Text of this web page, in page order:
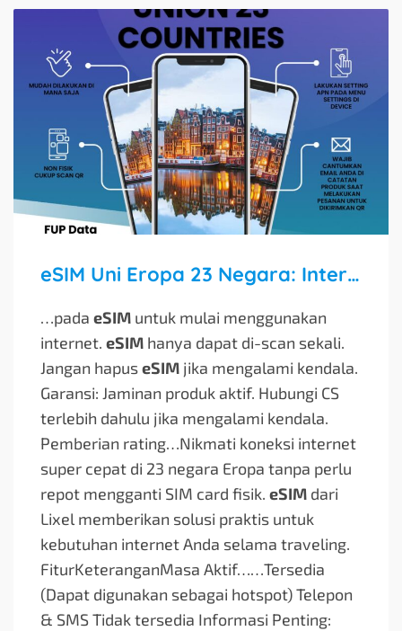
eSIM Uni Eropa 23 Negara: Internet Unlimited dengan Jaringan 4G/5G
…pada eSIM untuk mulai menggunakan
internet. eSIM hanya dapat di-scan sekali.
Jangan hapuseSIM jika mengalami kendala.
Garansi: Jaminan produk aktif. Hubungi CS
terlebih dahulu jika mengalami kendala.
Pemberian rating…Nikmati koneksi internet
super cepat di 23 negara Eropa tanpa perlu
repot mengganti SIM card fisik. eSIM dari
Lixel memberikan solusi praktis untuk
kebutuhan internet Anda selama traveling.
FiturKeteranganMasa Aktif……Tersedia
(Dapat digunakan sebagai hotspot) Telepon
& SMS Tidak tersedia Informasi Penting: